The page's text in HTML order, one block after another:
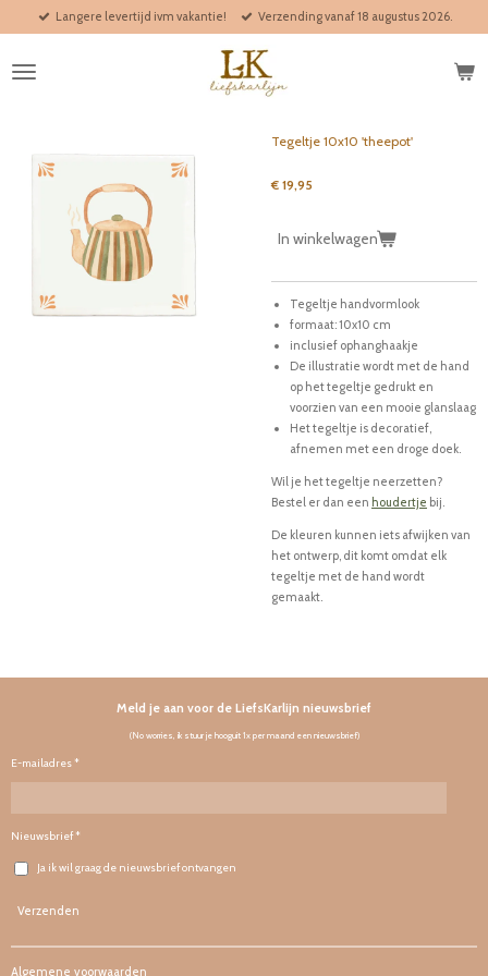
de
Langere levertijd ivm vakantie! Verzending vanaf 18 augustus 2026.
Tegeltje 10x10 'theepot'
€ 19,95
In winkelwagen
Tegeltje handvormlook
formaat: 10x10 cm
inclusief ophanghaakje
De illustratie wordt met de hand
op het tegeltje gedrukt en
voorzien van een mooie glanslaag
Het tegeltje is decoratief,
afnemen met een droge doek.
Wil je het tegeltje neerzetten?
Bestel er dan een houdertje bij.
De kleuren kunnen iets afwijken van
het ontwerp, dit komt omdat elk
tegeltje met de hand wordt
gemaakt.
Meld je aan voor de LiefsKarlijn nieuwsbrief
(No worries, ik stuur je hooguit 1x per maand een nieuwsbrief)
E-mailadres *
Nieuwsbrief *
Ja ik wil graag de nieuwsbrief ontvangen
Verzenden
Algemene voorwaarden